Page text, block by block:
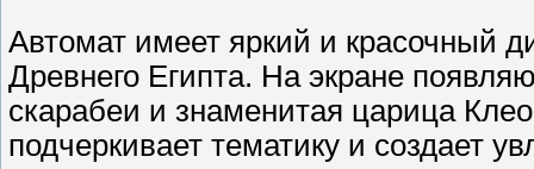
Автомат имеет яркий и красочный
Древнего Египта. На экране
скарабеи и знаменитая царица
подчеркивает тематику и создает